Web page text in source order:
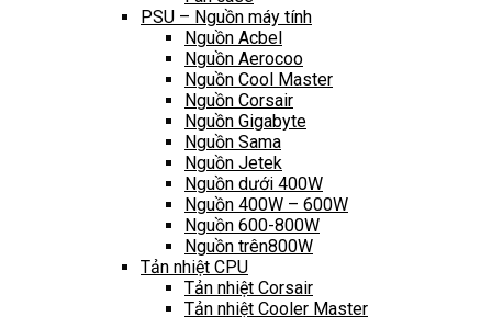
PSU – Nguồn máy tính
Nguồn Acbel
Nguồn Aerocoo
Nguồn Cool Master
Nguồn Corsair
Nguồn Gigabyte
Nguồn Sama
Nguồn Jetek
Nguồn dưới 400W
Nguồn 400W – 600W
Nguồn 600-800W
Nguồn trên800W
Tản nhiệt CPU
Tản nhiệt Corsair
Tản nhiệt Cooler Master